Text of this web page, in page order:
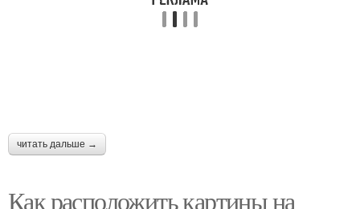
читать дальше →
Как расположить картины на